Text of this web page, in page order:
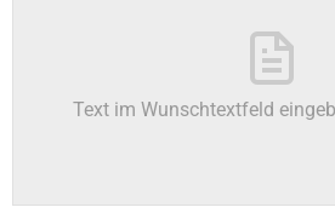
Text im Wunschtextfeld